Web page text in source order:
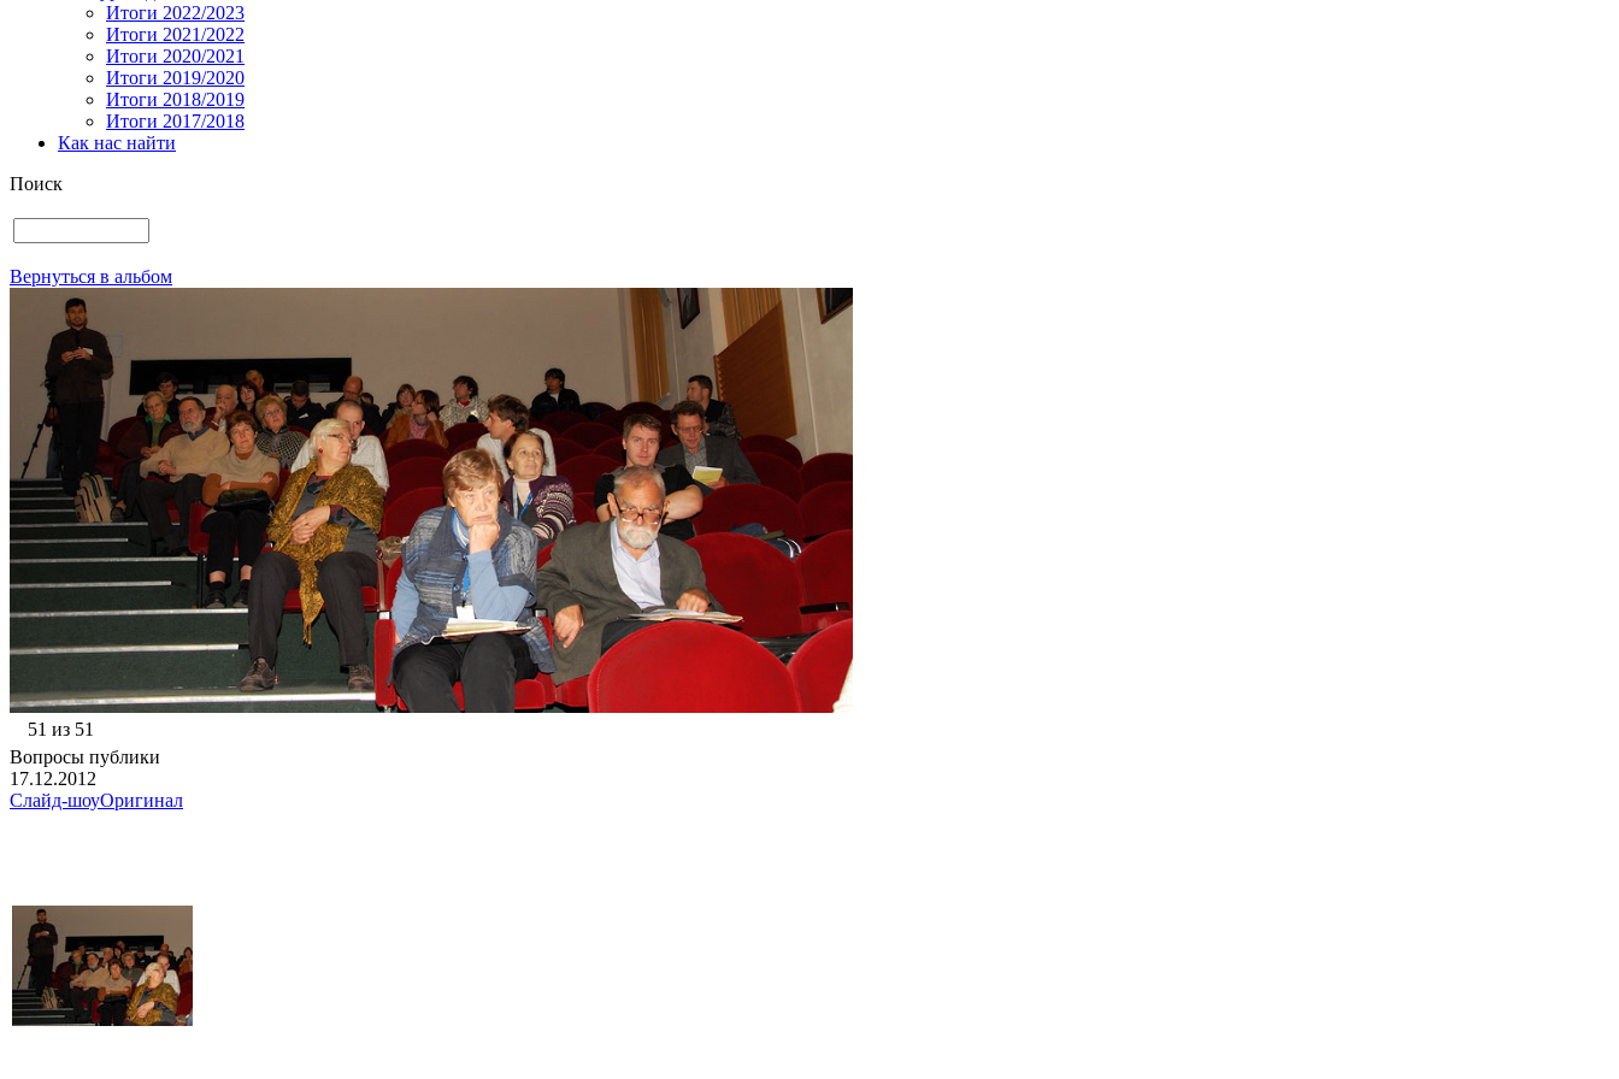
Итоги 2022/2023
Итоги 2021/2022
Итоги 2020/2021
Итоги 2019/2020
Итоги 2018/2019
Итоги 2017/2018
Как нас найти
Поиск
Вернуться в альбом
51 из 51
Вопросы публики
17.12.2012
Слайд-шоуОригинал